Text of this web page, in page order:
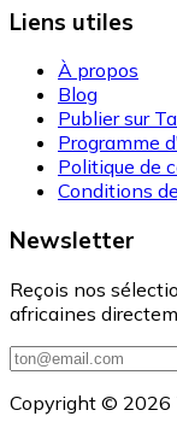
Liens utiles
À propos
Blog
Publier sur
Programme
Politique de
Conditions
Newsletter
Reçois nos
africaines
Copyright © 2026